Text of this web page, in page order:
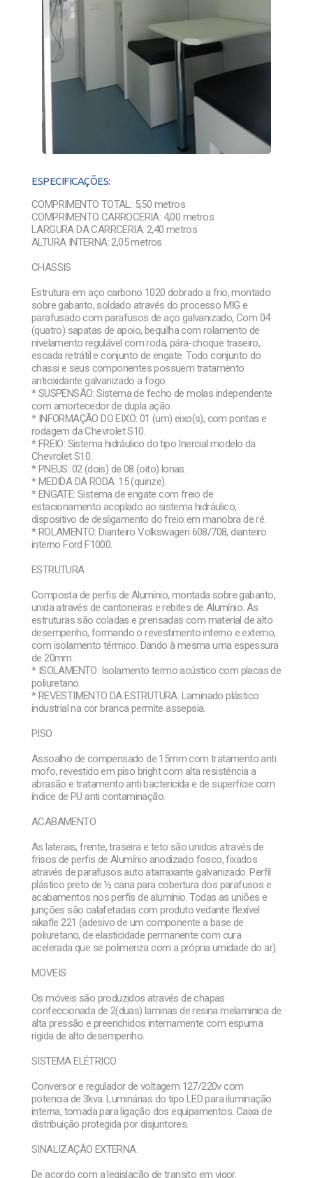
ESPECIFICAÇÕES:
COMPRIMENTO TOTAL: 5,50 metros
COMPRIMENTO CARROCERIA: 4,00 metros
LARGURA DA CARRCERIA: 2,40 metros
ALTURA INTERNA: 2,05 metros
CHASSIS
Estrutura em aço carbono 1020 dobrado a frio, montado
sobre gabarito, soldado através do processo MIG e
parafusado com parafusos de aço galvanizado, Com 04
(quatro) sapatas de apoio, bequilha com rolamento de
nivelamento regulável com roda, pára-choque traseiro,
escada retrátil e conjunto de engate. Todo conjunto do
chassi e seus componentes possuem tratamento
antioxidante galvanizado a fogo.
* SUSPENSÃO: Sistema de fecho de molas independente
com amortecedor de dupla ação.
* INFORMAÇÃO DO EIXO: 01 (um) eixo(s), com pontas e
rodagem da Chevrolet S10.
* FREIO: Sistema hidráulico do tipo Inercial modelo da
Chevrolet S10.
* PNEUS: 02 (dois) de 08 (oito) lonas.
* MEDIDA DA RODA: 15 (quinze).
* ENGATE: Sistema de engate com freio de
estacionamento acoplado ao sistema hidráulico,
dispositivo de desligamento do freio em manobra de ré.
* ROLAMENTO: Dianteiro Volkswagen 608/708, dianteiro
interno Ford F1000.
ESTRUTURA
Composta de perfis de Alumínio, montada sobre gabarito,
unida através de cantoneiras e rebites de Alumínio. As
estruturas são coladas e prensadas com material de alto
desempenho, formando o revestimento interno e externo,
com isolamento térmico. Dando à mesma uma espessura
de 20mm.
* ISOLAMENTO: Isolamento termo acústico com placas de
poliuretano.
* REVESTIMENTO DA ESTRUTURA: Laminado plástico
industrial na cor branca permite assepsia.
PISO
Assoalho de compensado de 15mm com tratamento anti
mofo, revestido em piso bright com alta resistência a
abrasão e tratamento anti bactericida e de superfície com
índice de PU anti contaminação.
ACABAMENTO
As laterais, frente, traseira e teto são unidos através de
frisos de perfis de Alumínio anodizado fosco, fixados
através de parafusos auto atarraxante galvanizado. Perfil
plástico preto de ½ cana para cobertura dos parafusos e
acabamentos nos perfis de alumínio. Todas as uniões e
junções são calafetadas com produto vedante flexível
sikafle 221 (adesivo de um componente a base de
poliuretano, de elasticidade permanente com cura
acelerada que se polimeriza com a própria umidade do ar).
MOVEIS
Os móveis são produzidos através de chapas
confeccionada de 2(duas) laminas de resina melaminica de
alta pressão e preenchidos internamente com espuma
rígida de alto desempenho.
SISTEMA ELÉTRICO
Conversor e regulador de voltagem 127/220v com
potencia de 3kva. Luminárias do tipo LED para iluminação
interna, tomada para ligação dos equipamentos. Caixa de
distribuição protegida por disjuntores.
SINALIZAÇÃO EXTERNA.
De acordo com a legislação de transito em vigor.